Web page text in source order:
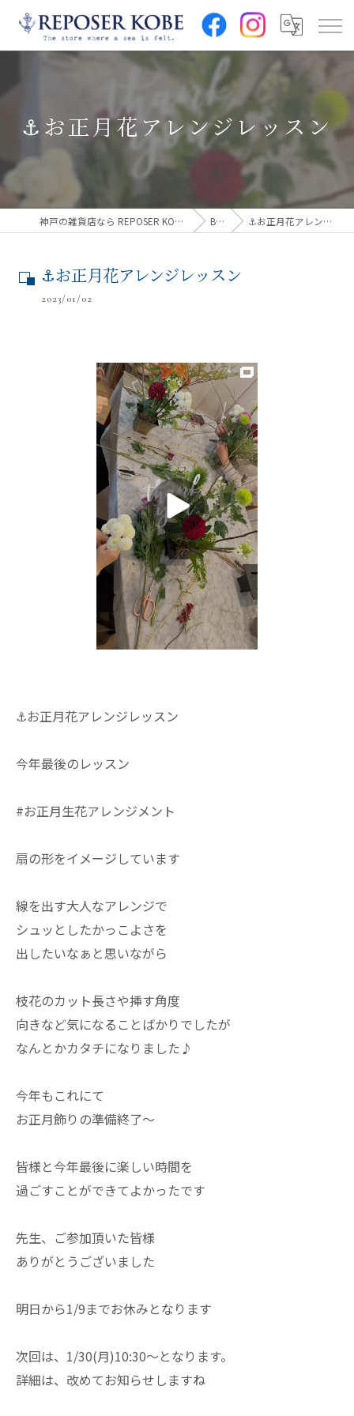
⚓︎お正月花アレンジレッスン
神戸の雑貨店なら REPOSER KOBE(ルポゼ神戸) Blog ⚓︎お正月花アレンジレッスン
⚓︎お正月花アレンジレッスン
2023/01/02
⚓︎お正月花アレンジレッスン
今年最後のレッスン
#お正月生花アレンジメント
扇の形をイメージしています
線を出す大人なアレンジで
シュッとしたかっこよさを
出したいなぁと思いながら
枝花のカット長さや挿す角度
向きなど気になることばかりでしたが
なんとかカタチになりました♪
今年もこれにて
お正月飾りの準備終了〜
皆様と今年最後に楽しい時間を
過ごすことができてよかったです
先生、ご参加頂いた皆様
ありがとうございました
明日から1/9までお休みとなります
次回は、1/30(月)10:30〜となります。
詳細は、改めてお知らせしますね